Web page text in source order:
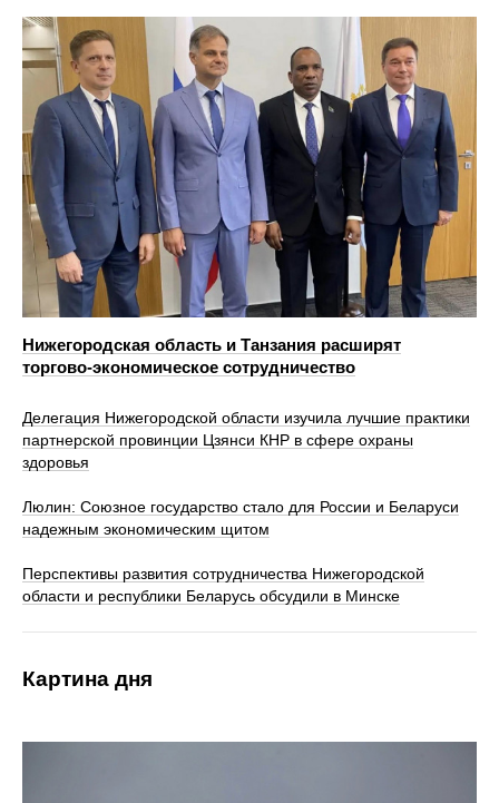
Нижегородская область и Танзания расширят
торгово‑экономическое сотрудничество
Делегация Нижегородской области изучила лучшие практики
партнерской провинции Цзянси КНР в сфере охраны
здоровья
Люлин: Союзное государство стало для России и Беларуси
надежным экономическим щитом
Перспективы развития сотрудничества Нижегородской
области и республики Беларусь обсудили в Минске
Картина дня